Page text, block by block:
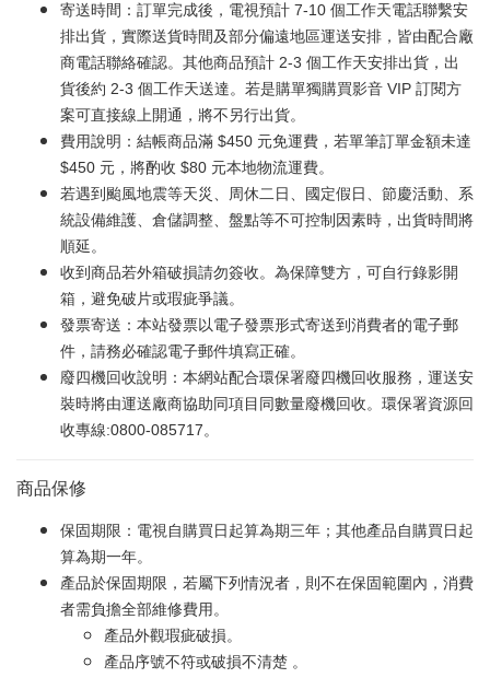
寄送時間：訂單完成後，電視預計 7-10 個工作天電話聯繫安
排出貨，實際送貨時間及部分偏遠地區運送安排，皆由配合廠
商電話聯絡確認。其他商品預計 2-3 個工作天安排出貨，出
貨後約 2-3 個工作天送達。若是購單獨購買影音 VIP 訂閱方
案可直接線上開通，將不另行出貨。
費用說明：結帳商品滿 $450 元免運費，若單筆訂單金額未達
$450 元，將酌收 $80 元本地物流運費。
若遇到颱風地震等天災、周休二日、國定假日、節慶活動、系
統設備維護、倉儲調整、盤點等不可控制因素時，出貨時間將
順延。
收到商品若外箱破損請勿簽收。為保障雙方，可自行錄影開
箱，避免破片或瑕疵爭議。
發票寄送：本站發票以電子發票形式寄送到消費者的電子郵
件，請務必確認電子郵件填寫正確。
廢四機回收說明：本網站配合環保署廢四機回收服務，運送安
裝時將由運送廠商協助同項目同數量廢機回收。環保署資源回
收專線:0800-085717。
商品保修
保固期限：電視自購買日起算為期三年；其他產品自購買日起
算為期一年。
產品於保固期限，若屬下列情況者，則不在保固範圍內，消費
者需負擔全部維修費用。
產品外觀瑕疵破損。
產品序號不符或破損不清楚 。